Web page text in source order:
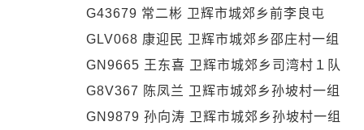
G43679 常二彬 卫辉市城郊乡前李良屯
GLV068 康迎民 卫辉市城郊乡邵庄村一组
GN9665 王东喜 卫辉市城郊乡司湾村１队
G8V367 陈凤兰 卫辉市城郊乡孙坡村一组
GN9879 孙向涛 卫辉市城郊乡孙坡村一组